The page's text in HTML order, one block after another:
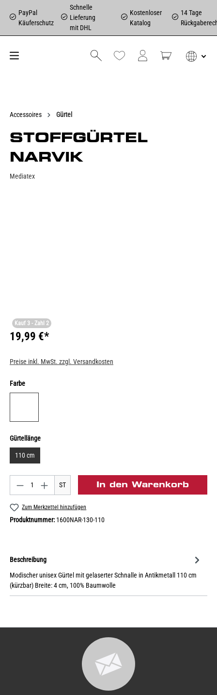
PayPal
Käuferschutz
Schnelle
Lieferung
mit DHL
Kostenloser
Katalog
14 Tage
Accessoires Gürtel
STOFFGÜRTEL
NARVIK
Mediatex
Kauf 3 - Zahl 2
19,99 €*
Preise inkl. MwSt. zzgl. Versandkosten
Farbe
Gürtellänge
110 cm
ST In den Warenkorb
Zum Merkzettel hinzufügen
Produktnummer: 1600NAR-130-110
Beschreibung
Modischer unisex Gürtel mit gelaserter Schnalle in Antikmetall 110 cm
(kürzbar) Breite: 4 cm, 100% Baumwolle